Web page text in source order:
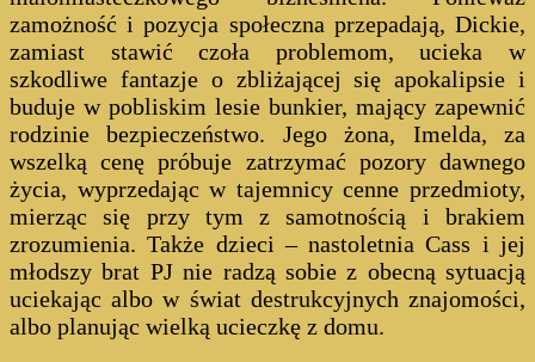
zamożność i pozycja społeczna przepadają, Dickie,
zamiast stawić czoła problemom, ucieka w
szkodliwe fantazje o zbliżającej się apokalipsie i
buduje w pobliskim lesie bunkier, mający zapewnić
rodzinie bezpieczeństwo. Jego żona, Imelda, za
wszelką cenę próbuje zatrzymać pozory dawnego
życia, wyprzedając w tajemnicy cenne przedmioty,
mierząc się przy tym z samotnością i brakiem
zrozumienia. Także dzieci – nastoletnia Cass i jej
młodszy brat PJ nie radzą sobie z obecną sytuacją
uciekając albo w świat destrukcyjnych znajomości,
albo planując wielką ucieczkę z domu.